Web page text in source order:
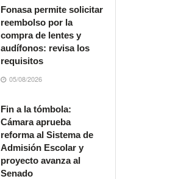
Fonasa permite solicitar
reembolso por la
compra de lentes y
audífonos: revisa los
requisitos
05/08/2026
Fin a la tómbola:
Cámara aprueba
reforma al Sistema de
Admisión Escolar y
proyecto avanza al
Senado